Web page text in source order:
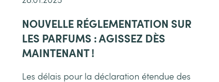
NOUVELLE RÉGLEMENTATION SUR
LES PARFUMS : AGISSEZ DÈS
MAINTENANT !
Les délais pour la déclaration étendue des